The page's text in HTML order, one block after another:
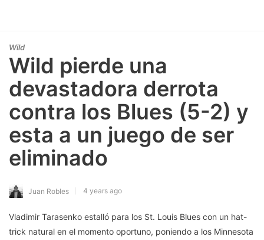
Wild
Wild pierde una
devastadora derrota
contra los Blues (5-2) y
esta a un juego de ser
eliminado
Juan Robles 4 years ago
Vladimir Tarasenko estalló para los St. Louis Blues con un hat-
trick natural en el momento oportuno, poniendo a los Minnesota